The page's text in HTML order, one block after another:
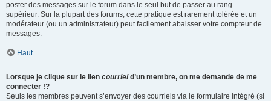
poster des messages sur le forum dans le seul but de passer au rang
supérieur. Sur la plupart des forums, cette pratique est rarement tolérée et un
modérateur (ou un administrateur) peut facilement abaisser votre compteur de
messages.
Haut
Lorsque je clique sur le lien courrield’un membre, on me demande de me
connecter !?
Seuls les membres peuvent s’envoyer des courriels via le formulaire intégré (si